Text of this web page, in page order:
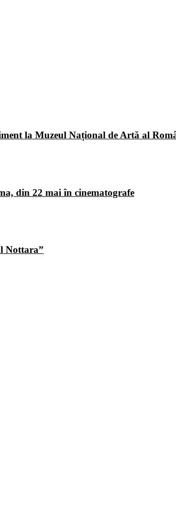
la Muzeul Național de Artă al
din 22 mai în cinematografe
Nottara”